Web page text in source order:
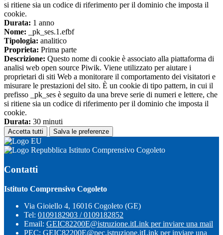
si ritiene sia un codice di riferimento per il dominio che imposta il
cookie.
Durata: 1 anno
Nome: _pk_ses.1.efbf
Tipologia: analitico
Proprieta: Prima parte
Descrizione: Questo nome di cookie è associato alla piattaforma di
analisi web open source Piwik. Viene utilizzato per aiutare i
proprietari di siti Web a monitorare il comportamento dei visitatori e
misurare le prestazioni del sito. È un cookie di tipo pattern, in cui il
prefisso _pk_ses è seguito da una breve serie di numeri e lettere, che
si ritiene sia un codice di riferimento per il dominio che imposta il
cookie.
Durata: 30 minuti
Accetta tutti Salva le preferenze
Istituto Comprensivo Cogoleto
Contatti
Istituto Comprensivo Cogoleto
Via Gioiello 4, 16016 Cogoleto (GE)
Tel: 0109182903 / 0109182852
Email: GEIC82200E@istruzione.itLink per inviare una mail
PEC: GEIC82200E@pec.istruzione.itLink per inviare una